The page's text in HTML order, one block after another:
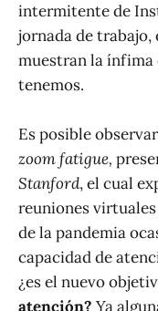
intermitente de
jornada de
muestran la ínfima
tenemos.
Es posible
zoom fatigue,
Stanford, el cual
reuniones
de la pandemia
capacidad de
¿es el nuevo
atención? Ya